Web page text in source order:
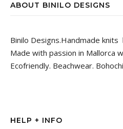
ABOUT BINILO DESIGNS
Binilo Designs.Handmade
Made with passion in Mallorca
Ecofriendly. Beachwear.
HELP + INFO